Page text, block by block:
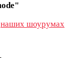
наших шоурумах